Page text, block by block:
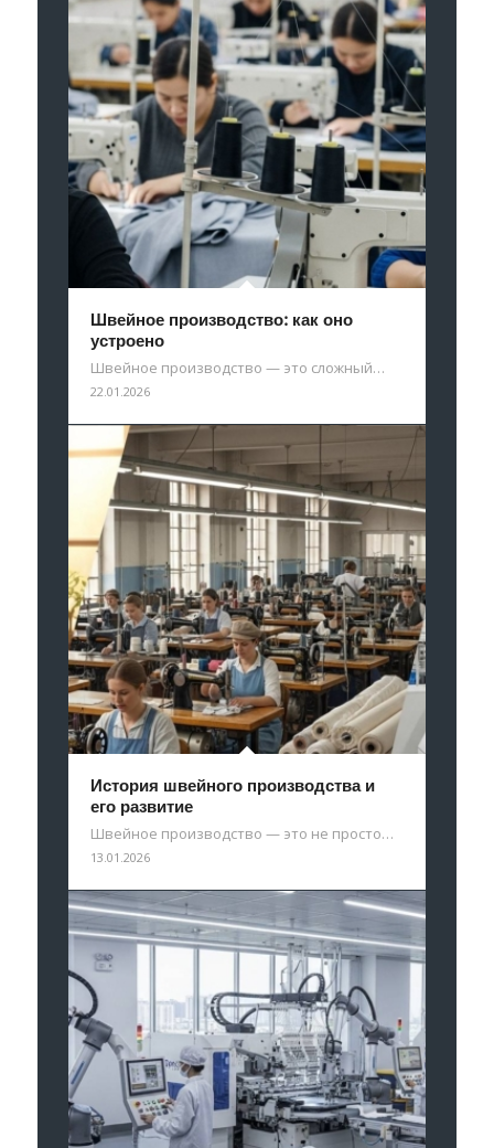
Швейное производство: как оно
устроено
Швейное производство — это сложный…
22.01.2026
История швейного производства и
его развитие
Швейное производство — это не просто…
13.01.2026